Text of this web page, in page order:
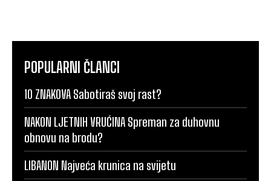
POPULARNI ČLANCI
10 ZNAKOVA Sabotiraš svoj rast?
NAKON LJETNIH VRUĆINA Spreman za duhovnu
obnovu na brodu?
LIBANON Najveća krunica na svijetu